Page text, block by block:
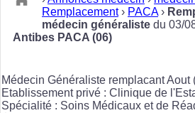
Remplacement › PACA ›
médecin généraliste du 03/
Antibes PACA (06)
Médecin Généraliste remplacant Aout
Etablissement privé : Clinique de
Spécialité : Soins Médicaux et de